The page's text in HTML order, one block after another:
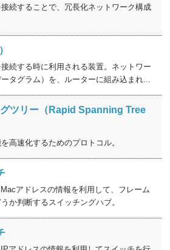
続することで、冗長化ネットワーク構成
続する時に利用される装置。ネットワー
タグラム）を、ルーターに組み込まれ...
ツリー（Rapid Spanning Tree
高速化するためのプロトコル。
アドレスの情報を利用して、フレーム
か判断するスイッチングハブ。